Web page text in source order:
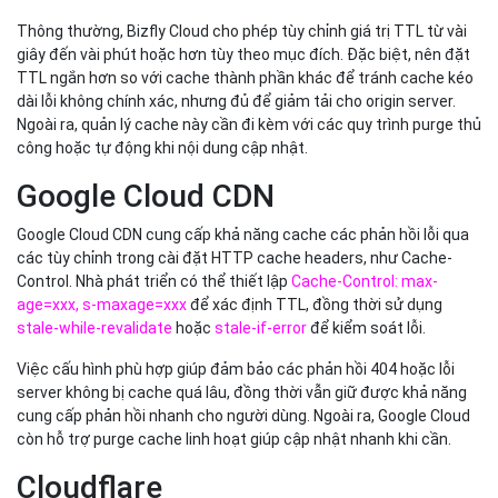
Thông thường, Bizfly Cloud cho phép tùy chỉnh giá trị TTL từ vài
giây đến vài phút hoặc hơn tùy theo mục đích. Đặc biệt, nên đặt
TTL ngắn hơn so với cache thành phần khác để tránh cache kéo
dài lỗi không chính xác, nhưng đủ để giảm tải cho origin server.
Ngoài ra, quản lý cache này cần đi kèm với các quy trình purge thủ
công hoặc tự động khi nội dung cập nhật.
Google Cloud CDN
Google Cloud CDN cung cấp khả năng cache các phản hồi lỗi qua
các tùy chỉnh trong cài đặt HTTP cache headers, như Cache-
Control. Nhà phát triển có thể thiết lập Cache-Control: max-
age=xxx, s-maxage=xxxđể xác định TTL, đồng thời sử dụng
stale-while-revalidate hoặc stale-if-errorđể kiểm soát lỗi.
Việc cấu hình phù hợp giúp đảm bảo các phản hồi 404 hoặc lỗi
server không bị cache quá lâu, đồng thời vẫn giữ được khả năng
cung cấp phản hồi nhanh cho người dùng. Ngoài ra, Google Cloud
còn hỗ trợ purge cache linh hoạt giúp cập nhật nhanh khi cần.
Cloudflare